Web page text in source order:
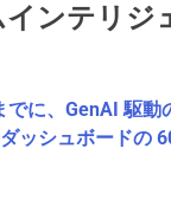
インテリジ
でに、GenAI 駆動
ッシュボードの